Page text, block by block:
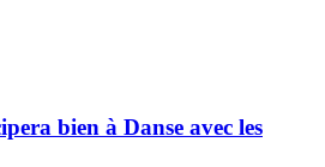
bien à Danse avec les